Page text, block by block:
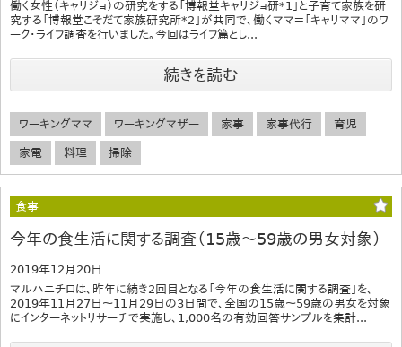
働く女性（キャリジョ）の研究をする「博報堂キャリジョ研*1」と子育て家族を研
究する「博報堂こそだて家族研究所*2」が共同で、働くママ＝「キャリママ」のワ
ーク・ライフ調査を行いました。今回はライフ篇とし...
続きを読む
ワーキングママ ワーキングマザー 家事 家事代行 育児
家電 料理 掃除
食事
今年の食生活に関する調査（15歳～59歳の男女対象）
2019年12月20日
マルハニチロは、昨年に続き2回目となる「今年の食生活に関する調査」を、
2019年11月27日～11月29日の3日間で、全国の15歳～59歳の男女を対象
にインターネットリサーチで実施し、1,000名の有効回答サンプルを集計...